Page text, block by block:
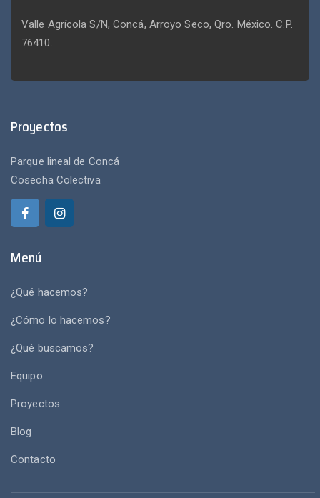
Valle Agrícola S/N, Concá, Arroyo Seco, Qro. México. C.P.
76410.
Proyectos
Parque lineal de Concá
Cosecha Colectiva
Menú
¿Qué hacemos?
¿Cómo lo hacemos?
¿Qué buscamos?
Equipo
Proyectos
Blog
Contacto